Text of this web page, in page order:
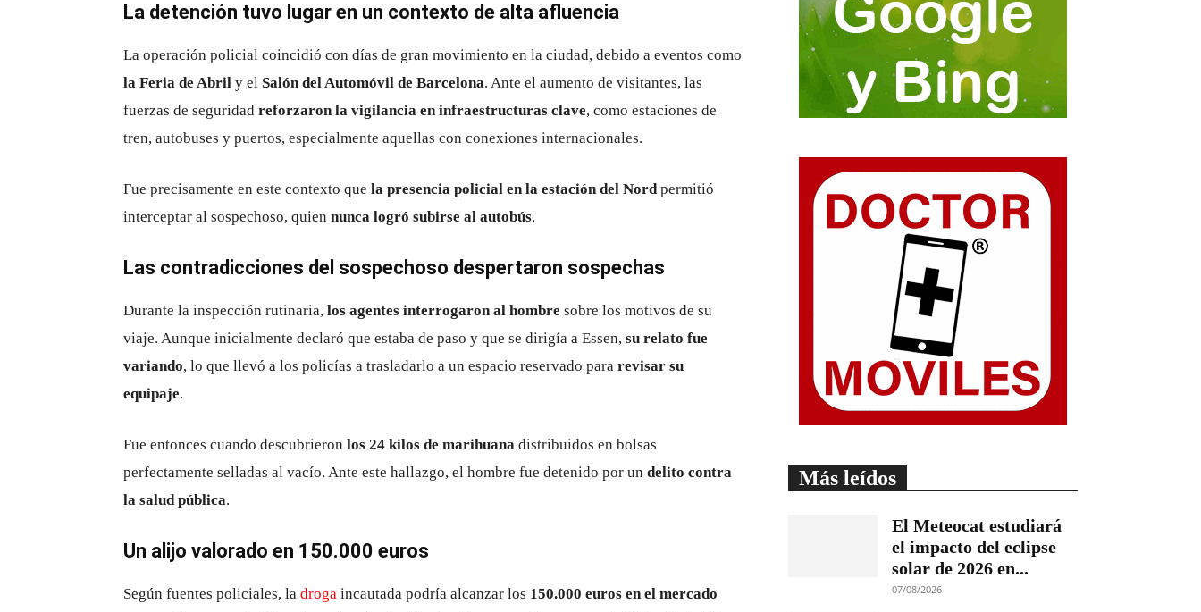
La detención tuvo lugar en un contexto de alta afluencia
La operación policial coincidió con días de gran movimiento en la ciudad, debido a eventos como
la Feria de Abril y el Salón del Automóvil de Barcelona. Ante el aumento de visitantes, las
fuerzas de seguridad reforzaron la vigilancia en infraestructuras clave, como estaciones de
tren, autobuses y puertos, especialmente aquellas con conexiones internacionales.
Fue precisamente en este contexto que la presencia policial en la estación del Nordpermitió
interceptar al sospechoso, quien nunca logró subirse al autobús.
Las contradicciones del sospechoso despertaron sospechas
Durante la inspección rutinaria, los agentes interrogaron al hombre sobre los motivos de su
viaje. Aunque inicialmente declaró que estaba de paso y que se dirigía a Essen, su relato fue
variando, lo que llevó a los policías a trasladarlo a un espacio reservado para revisar su
equipaje.
Fue entonces cuando descubrieron los 24 kilos de marihuana distribuidos en bolsas
perfectamente selladas al vacío. Ante este hallazgo, el hombre fue detenido por un delito contra
la salud pública.
Un alijo valorado en 150.000 euros
Según fuentes policiales, la droga incautada podría alcanzar los 150.000 euros en el mercado
Más leídos
El Meteocat estudiará
el impacto del eclipse
solar de 2026 en...
07/08/2026